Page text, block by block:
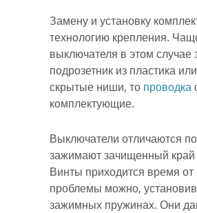
Замену и установку
технологию крепления.
выключателя в этом случае
подрозетник из пластика
скрытые ниши, то проводка
комплектующие.
Выключатели отличаются
зажимают зачищенный край
Винты приходится время
проблемы можно,
зажимных пружинах. Они